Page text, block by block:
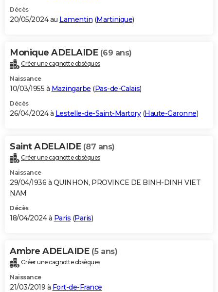
Décès
20/05/2024 au Lamentin (Martinique)
Monique ADELAIDE (69 ans)
Créer une cagnotte obsèques
Naissance
10/03/1955 à Mazingarbe (Pas-de-Calais)
Décès
26/04/2024 à Lestelle-de-Saint-Martory(Haute-Garonne)
Saint ADELAIDE (87 ans)
Créer une cagnotte obsèques
Naissance
29/04/1936 à QUINHON, PROVINCE DE BINH-DINH VIET
NAM
Décès
18/04/2024 à Paris (Paris)
Ambre ADELAIDE (5 ans)
Créer une cagnotte obsèques
Naissance
21/03/2019 à Fort-de-France